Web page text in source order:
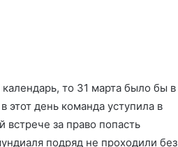
то 31 марта было бы в
этот день команда уступила в
за право попасть
подряд не проходили без